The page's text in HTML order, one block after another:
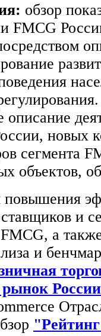
обзор
FMCG
описание
новых
сегмента
объектов,
повышения
и
а
и